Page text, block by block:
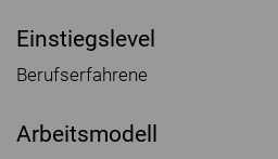
Einstiegslevel
Berufserfahrene
Arbeitsmodell